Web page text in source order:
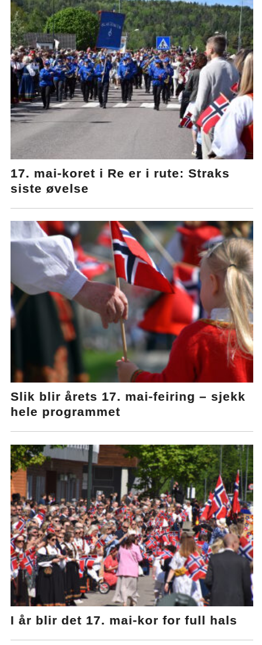
17. mai-koret i Re er i rute: Straks
siste øvelse
Slik blir årets 17. mai-feiring – sjekk
hele programmet
I år blir det 17. mai-kor for full hals